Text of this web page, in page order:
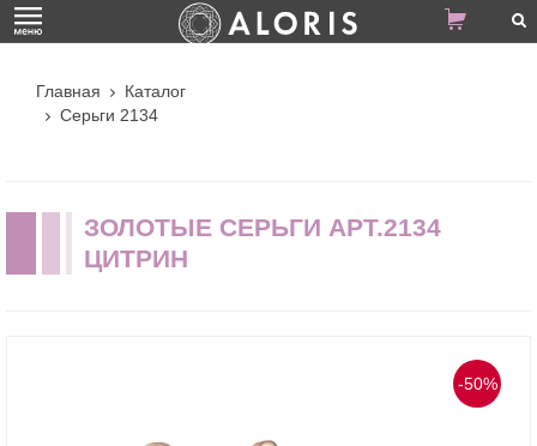
Главная
Каталог
Серьги 2134
ЗОЛОТЫЕ СЕРЬГИ АРТ.2134
ЦИТРИН
-50%